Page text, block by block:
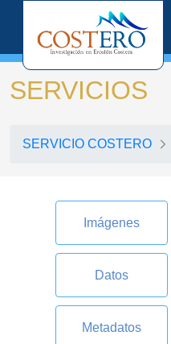
SERVICIOS
SERVICIO COSTERO
Imágenes
Datos
Metadatos